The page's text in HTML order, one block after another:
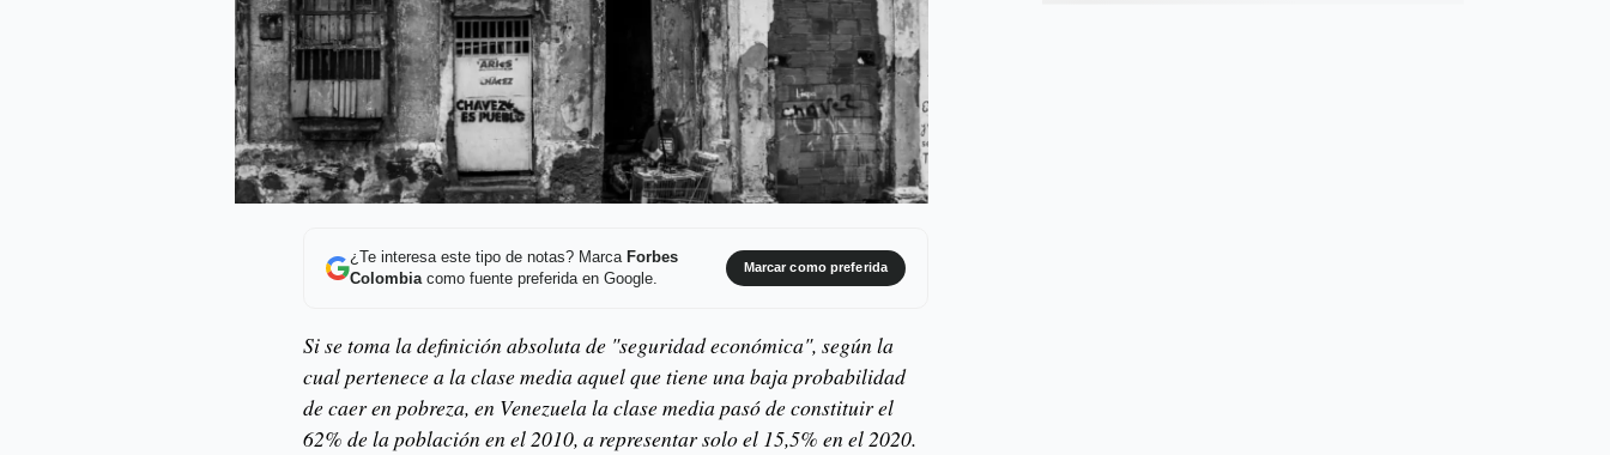
¿Te interesa este tipo de notas? Marca Forbes
Colombiacomo fuente preferida en Google.
Marcar como preferida
Si se toma la definición absoluta de "seguridad económica", según la
cual pertenece a la clase media aquel que tiene una baja probabilidad
de caer en pobreza, en Venezuela la clase media pasó de constituir el
62% de la población en el 2010, a representar solo el 15,5% en el 2020.